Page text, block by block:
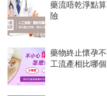
藥流唔乾淨點
險
藥物終止懷孕
工流產相比哪